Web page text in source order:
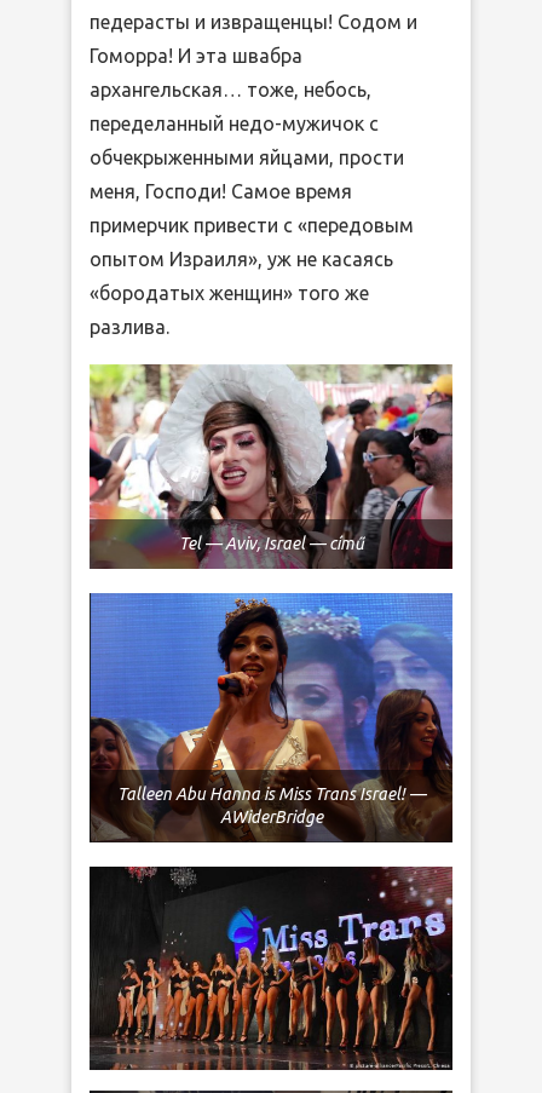
педерасты и извращенцы! Содом и
Гоморра! И эта швабра
архангельская… тоже, небось,
переделанный недо-мужичок с
обчекрыженными яйцами, прости
меня, Господи! Самое время
примерчик привести с «передовым
опытом Израиля», уж не касаясь
«бородатых женщин» того же
разлива.
Tel — Aviv, Israel — című
Talleen Abu Hanna is Miss Trans Israel! —
AWiderBridge